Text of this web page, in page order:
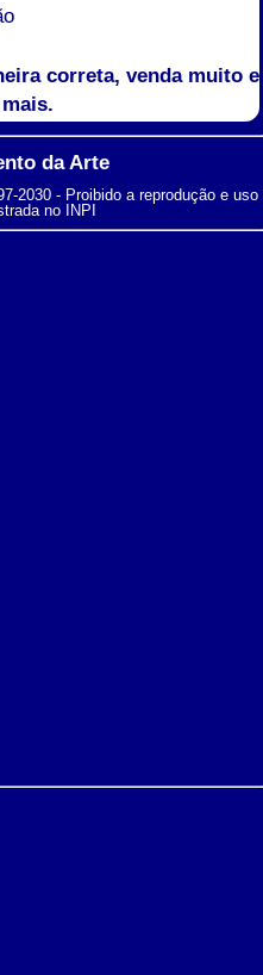
correta, venda muito e
da Arte
2030 - Proibido a reprodução e uso
no INPI